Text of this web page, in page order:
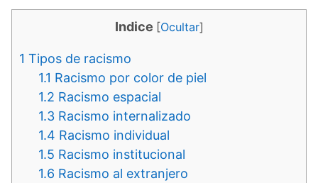
Indice [Ocultar]
1 Tipos de racismo
1.1 Racismo por color de piel
1.2 Racismo espacial
1.3 Racismo internalizado
1.4 Racismo individual
1.5 Racismo institucional
1.6 Racismo al extranjero